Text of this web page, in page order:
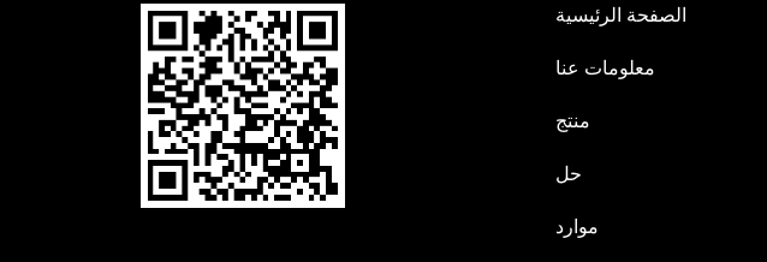
الصفحة الرئيسية
معلومات عنا
منتج
حل
موارد